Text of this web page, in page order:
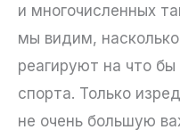
и многочисленных
мы видим,
реагируют на что
спорта. Только
не очень большую